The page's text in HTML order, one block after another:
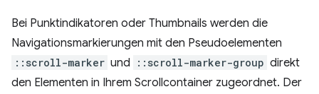
Bei Punktindikatoren oder Thumbnails werden die
Navigationsmarkierungen mit den Pseudoelementen
::scroll-marker und ::scroll-marker-group direkt
den Elementen in Ihrem Scrollcontainer zugeordnet. Der